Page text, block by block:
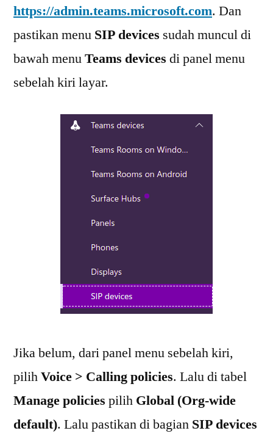
https://admin.teams.microsoft.com. Dan
pastikan menu SIP devices sudah muncul di
bawah menuTeams devices di panel menu
sebelah kiri layar.
Jika belum, dari panel menu sebelah kiri,
pilihVoice > Calling policies. Lalu di tabel
Manage policies pilih Global (Org-wide
default). Lalu pastikan di bagian SIP devices